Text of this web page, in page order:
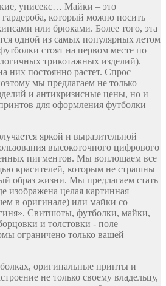
унисекс… Майки – это
который можно носить
или брюками. Более того, эта
одной из самых популярных летом
стоят на первом месте по
трикотажных изделий).
них постоянно растет. Спрос
мы предлагаем не только
и антикризисные цены, но и
для оформления футболки
яркой и выразительной
высокоточного цифрового
пигментов. Мы воплощаем все
красителей, которым не страшны
образ жизни. Мы предлагаем стать
изображена целая картинная
в оригинале) или майки со
Свитшоты, футболки, майки,
и толстовки - поле
ограничено только вашей
оригинальные принты и
не только своему владельцу,